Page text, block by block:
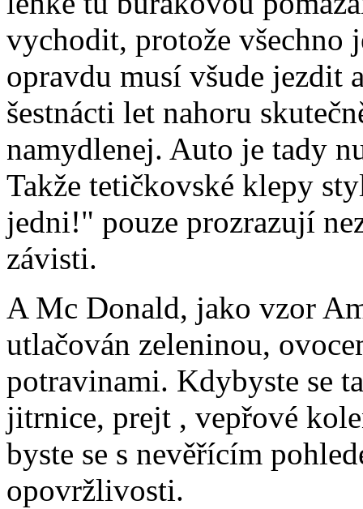
vychodit, protože všechno
opravdu musí všude jezdit
šestnácti let nahoru
namydlenej. Auto je tady
Takže tetičkovské klepy
jedni!" pouze prozrazují
závisti.
A Mc Donald, jako vzor
utlačován zeleninou,
potravinami. Kdybyste se
jitrnice, prejt , vepřové
byste se s nevěřícím
opovržlivosti.